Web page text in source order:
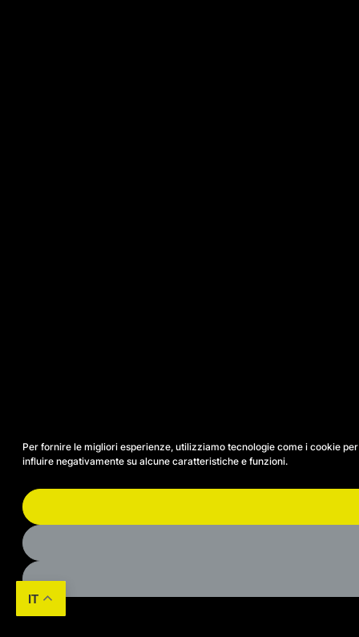
Per fornire le migliori esperienze, utilizziamo tecnologie come i cookie
influire negativamente su alcune caratteristiche e funzioni.
IT